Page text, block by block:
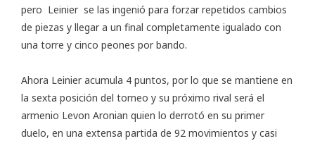
pero Leinier se las ingenió para forzar repetidos cambios
de piezas y llegar a un final completamente igualado con
una torre y cinco peones por bando.
Ahora Leinier acumula 4 puntos, por lo que se mantiene en
la sexta posición del torneo y su próximo rival será el
armenio Levon Aronian quien lo derrotó en su primer
duelo, en una extensa partida de 92 movimientos y casi